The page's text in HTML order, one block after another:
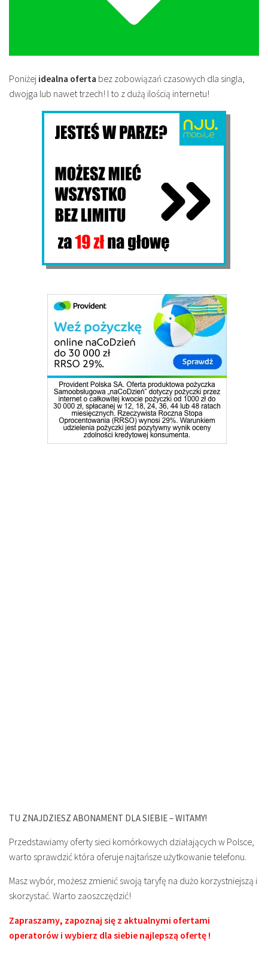
Poniżej idealna oferta bez zobowiązań czasowych dla singla,
dwojga lub nawet trzech! I to z dużą ilością internetu!
TU ZNAJDZIESZ ABONAMENT DLA SIEBIE – WITAMY!
Przedstawiamy oferty sieci komórkowych działających w Polsce,
warto sprawdzić która oferuje najtańsze użytkowanie telefonu.
Masz wybór, możesz zmienić swoją taryfę na dużo korzystniejszą i
skorzystać. Warto zaoszczędzić!
Zapraszamy, zapoznaj się z aktualnymi ofertami
operatorów i wybierz dla siebie najlepszą ofertę !